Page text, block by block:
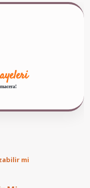
mi